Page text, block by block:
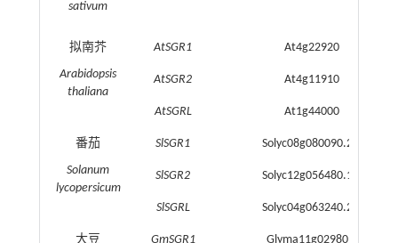
sativum
拟南芥
Arabidopsis
thaliana
AtSGR1 At4g22920
AtSGR2 At4g11910
AtSGRL At1g44000
番茄
Solanum
lycopersicum
SlSGR1 Solyc08g080090.2.1
SlSGR2 Solyc12g056480.1.1
SlSGRL Solyc04g063240.2.1
大豆
GmSGR1 Glyma11g02980.1